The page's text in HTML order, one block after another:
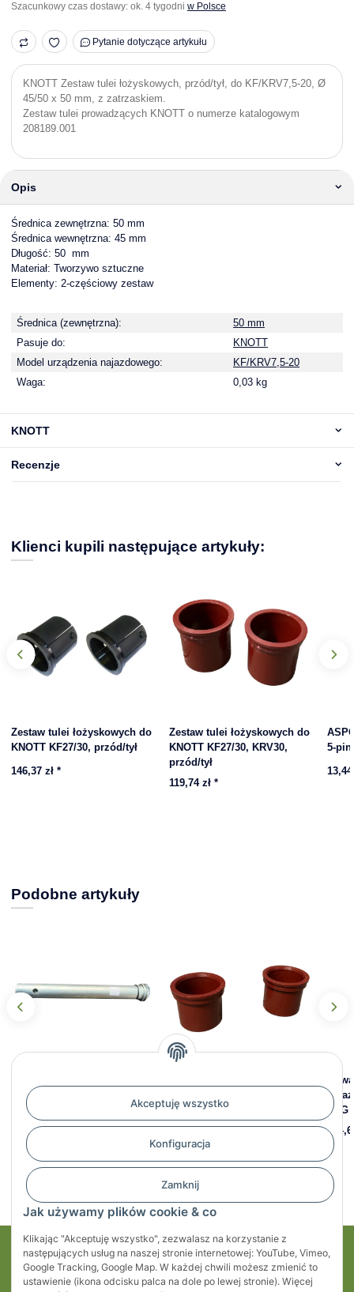
Akceptuję wszystko
Konfiguracja
Zamknij
Jak używamy plików cookie & co
Klikając "Akceptuję wszystko", zezwalasz na korzystanie z
następujących usług na naszej stronie internetowej: YouTube, Vimeo,
Google Tracking, Google Map. W każdej chwili możesz zmienić to
ustawienie (ikona odcisku palca na dole po lewej stronie). Więcej
Szacunkowy czas dostawy: ok. 4 tygodni w Polsce
Pytanie dotyczące artykułu
KNOTT Zestaw tulei łożyskowych, przód/tył, do KF/KRV7,5-20, Ø
45/50 x 50 mm, z zatrzaskiem.
Zestaw tulei prowadzących KNOTT o numerze katalogowym
208189.001
Opis
Średnica zewnętrzna: 50 mm
Średnica wewnętrzna: 45 mm
Długość: 50 mm
Materiał: Tworzywo sztuczne
Elementy: 2-częściowy zestaw
Średnica (zewnętrzna):
50 mm
Pasuje do:
KNOTT
Model urządzenia najazdowego:
KF/KRV7,5-20
Waga:
0,03 kg
KNOTT
Recenzje
Klienci kupili następujące artykuły:
Zestaw tulei łożyskowych do
KNOTT KF27/30, przód/tył
146,37 zł *
Zestaw tulei łożyskowych do
KNOTT KF27/30, KRV30,
przód/tył
119,74 zł *
5-
Podobne artykuły
najazdowego do Knott
KF/KRV 7,5 - 20, KR 13/20,
KV 13/18, KFG 20
258,45 zł
przód/tył
90,65 zł*
KFG
Moje konto